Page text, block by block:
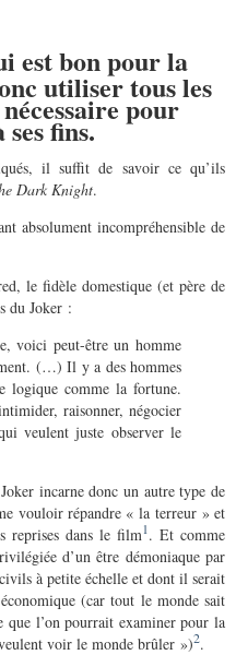
est bon pour la
utiliser tous les
pour
fins.
il suffit de savoir ce qu’ils
Dark Knight.
absolument incompréhensible de
le fidèle domestique (et père de
du Joker :
voici peut-être un homme
(…) Il y a des hommes
logique comme la fortune.
raisonner, négocier
veulent juste observer le
incarne donc un autre type de
vouloir répandre « la terreur » et
reprises dans le film1. Et comme
d’un être démoniaque par
à petite échelle et dont il serait
(car tout le monde sait
que l’on pourrait examiner pour la
voir le monde brûler »)2.